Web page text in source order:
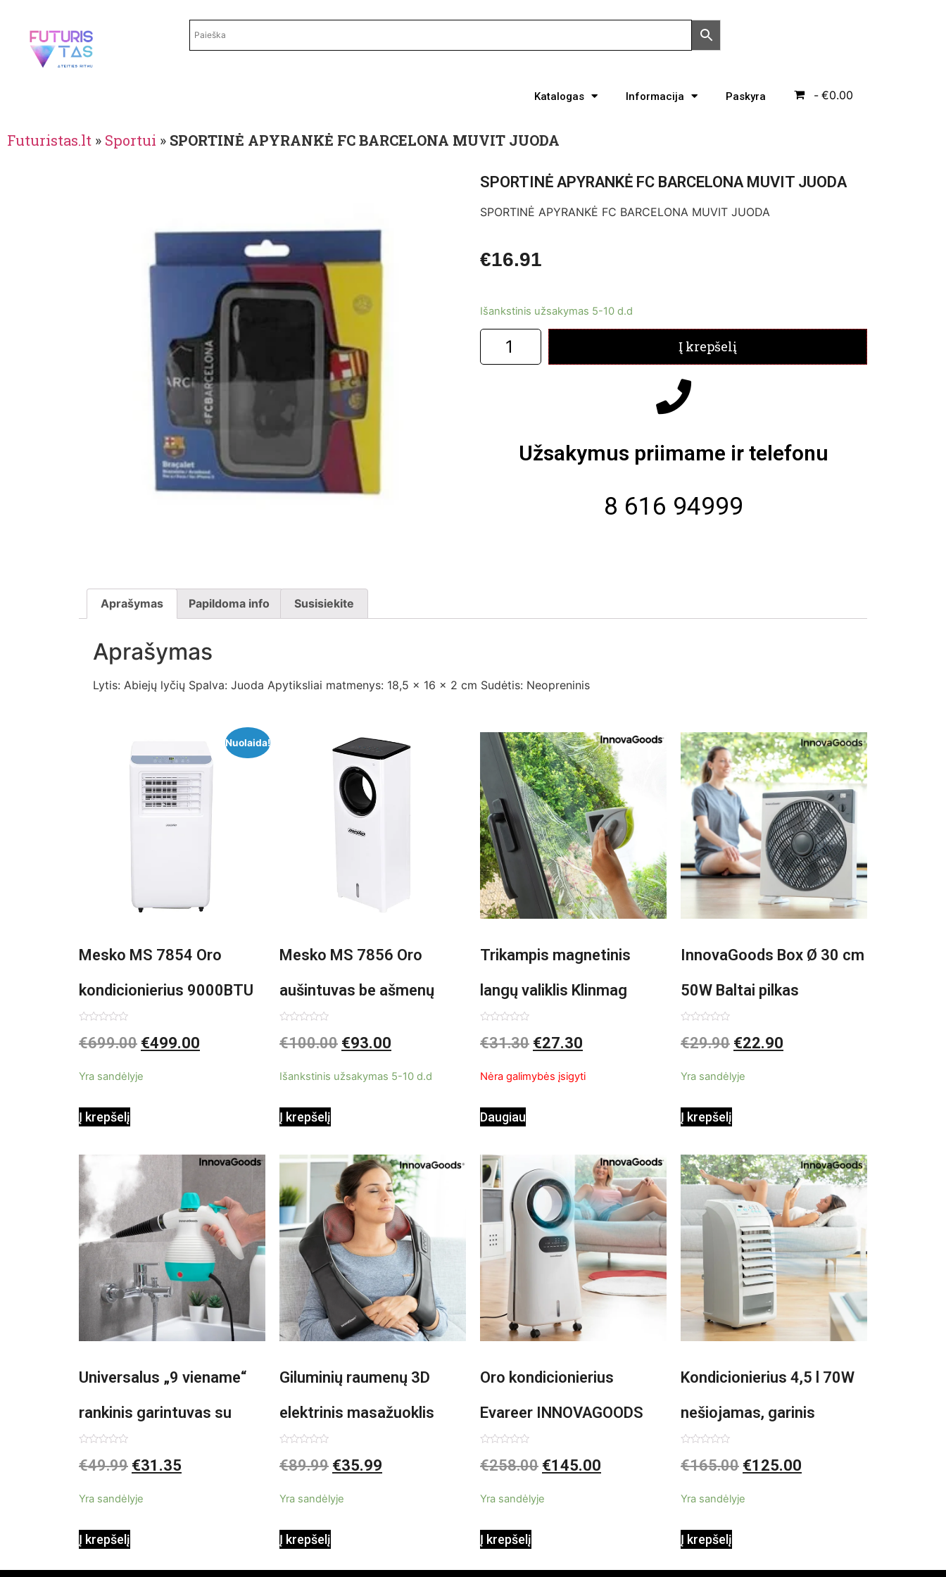
Katalogas Informacija Paskyra €0.00
Futuristas.lt » Sportui » SPORTINĖ APYRANKĖ FC BARCELONA MUVIT JUODA
SPORTINĖ APYRANKĖ FC BARCELONA MUVIT JUODA
SPORTINĖ APYRANKĖ FC BARCELONA MUVIT JUODA
€16.91
Išankstinis užsakymas 5-10 d.d
Į krepšelį
Užsakymus priimame ir telefonu
8 616 94999
Aprašymas Papildoma info Susisiekite
Aprašymas
Lytis: Abiejų lyčių Spalva: Juoda Apytiksliai matmenys: 18,5 x 16 x 2 cm Sudėtis: Neopreninis
Nuolaida!
Mesko MS 7854 Oro
kondicionierius 9000BTU
0
iš
€699.00 €499.00
Yra sandėlyje
Į krepšelį
Mesko MS 7856 Oro
aušintuvas be ašmenų
3in1
0
iš
€100.00 €93.00
Išankstinis užsakymas 5-10 d.d
Į krepšelį
Trikampis magnetinis
langų valiklis Klinmag
InnovaGoods
0
iš
€31.30 €27.30
Nėra galimybės įsigyti
Daugiau
InnovaGoods Box Ø 30 cm
50W Baltai pilkas
pastatomas ventiliatorius
0
iš
€29.90 €22.90
Yra sandėlyje
Į krepšelį
Universalus „9 viename“
rankinis garintuvas su
priedais Steany
0
iš
€49.99 €31.35
Yra sandėlyje
Į krepšelį
Giluminių raumenų 3D
elektrinis masažuoklis
InnovaGoods Shiatsu
0
iš
€89.99 €35.99
Yra sandėlyje
Į krepšelį
Oro kondicionierius
Evareer INNOVAGOODS
90W mobilus, garinamasis,
0
iš
€258.00 €145.00
Yra sandėlyje
Į krepšelį
Kondicionierius 4,5 l 70W
nešiojamas, garinis
0
iš
€165.00 €125.00
Yra sandėlyje
Į krepšelį